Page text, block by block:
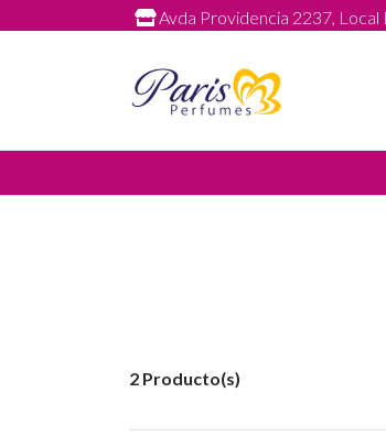
Avda Providencia 2237, Local
2 Producto(s)